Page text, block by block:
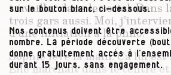
travailler dans le social. Dans
trois gars aussi. Moi,
d’une initiation à la philo.
Sophielève la main. Ça lui est
Elle marchait dans le centre
sur le bouton blanc, ci-dessous.
Nos contenus doivent être
nombre. La période découverte
donne gratuitement accès à
durant 15 jours, sans engagement.